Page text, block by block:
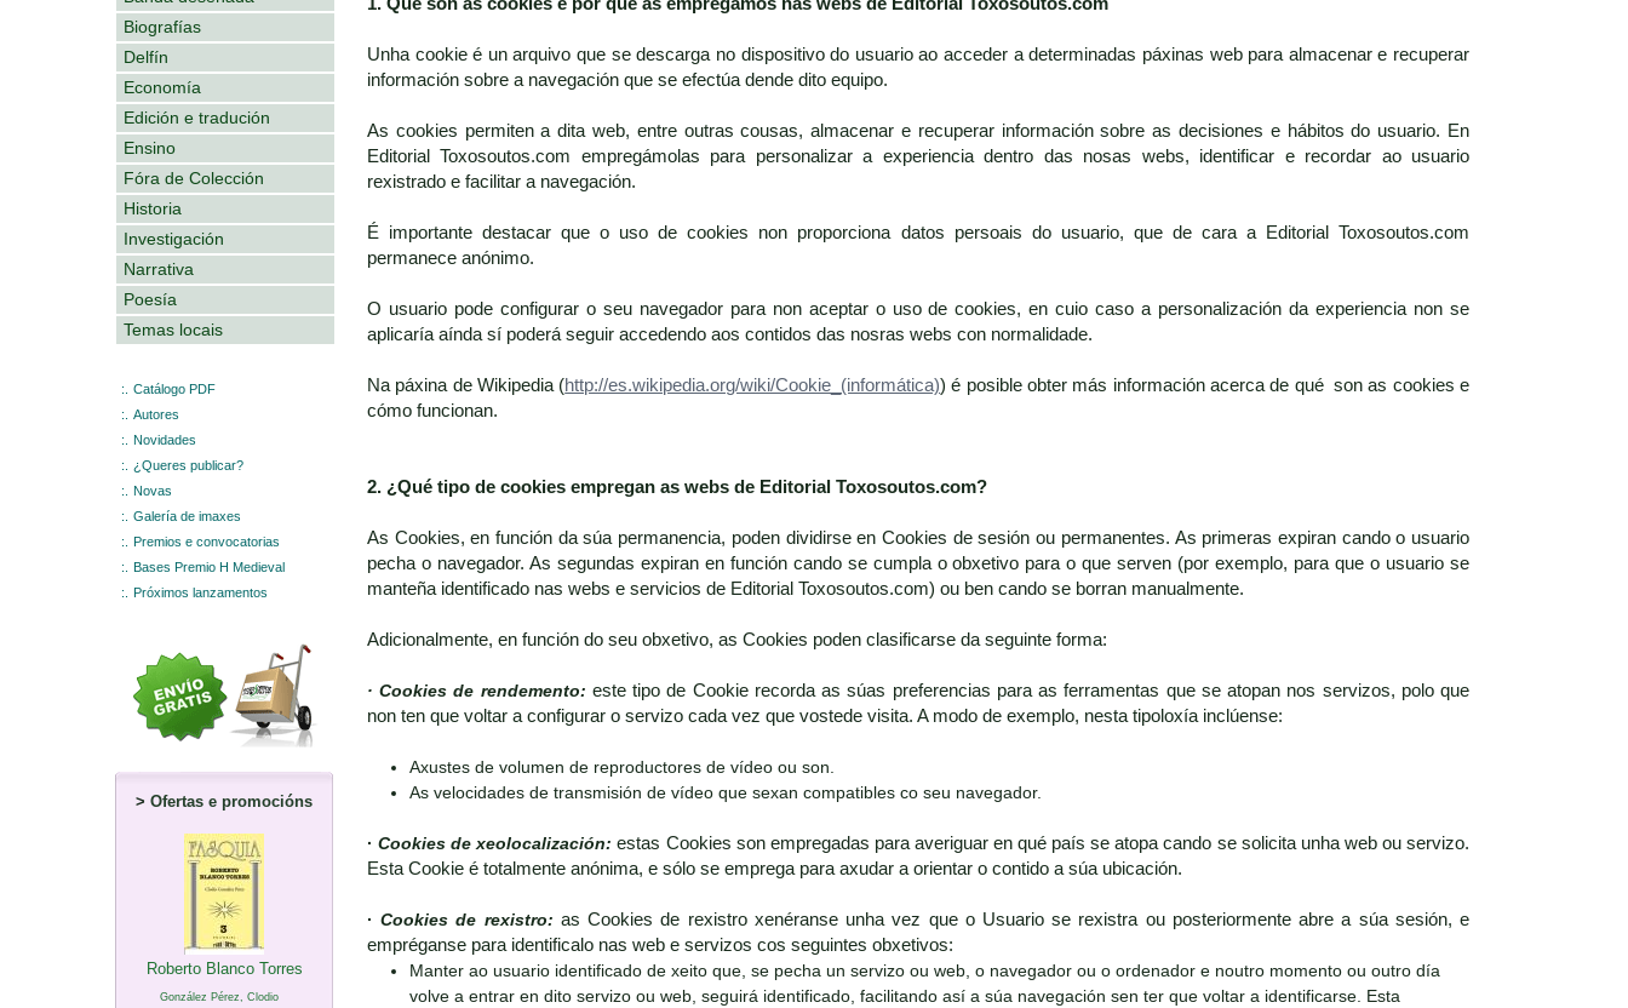
Biografías
Delfín
Economía
Edición e tradución
Ensino
Fóra de Colección
Historia
Investigación
Narrativa
Poesía
Temas locais
:.
Catálogo PDF
:.
Autores
:.
Novidades
:.
¿Queres publicar?
:.
Novas
:.
Galería de imaxes
:.
Premios e convocatorias
:.
Bases Premio H Medieval
:.
Próximos lanzamentos
> Ofertas e promocións
Roberto Blanco Torres
González Pérez, Clodio
Unha cookie é un arquivo que se descarga no dispositivo do usuario ao acceder a determinadas páxinas web para almacenar e recuperar
información sobre a navegación que se efectúa dende dito equipo.
As cookies permiten a dita web, entre outras cousas, almacenar e recuperar información sobre as decisiones e hábitos do usuario. En
Editorial Toxosoutos.com empregámolas para personalizar a experiencia dentro das nosas webs, identificar e recordar ao usuario
rexistrado e facilitar a navegación.
É importante destacar que o uso de cookies non proporciona datos persoais do usuario, que de cara a Editorial Toxosoutos.com
permanece anónimo.
O usuario pode configurar o seu navegador para non aceptar o uso de cookies, en cuio caso a personalización da experiencia non se
aplicaría aínda sí poderá seguir accedendo aos contidos das nosras webs con normalidade.
Na páxina de Wikipedia (http://es.wikipedia.org/wiki/Cookie_(informática)) é posible obter más información acerca de qué son as cookies e
cómo funcionan.
2. ¿Qué tipo de cookies empregan as webs de Editorial Toxosoutos.com?
As Cookies, en función da súa permanencia, poden dividirse en Cookies de sesión ou permanentes. As primeras expiran cando o usuario
pecha o navegador. As segundas expiran en función cando se cumpla o obxetivo para o que serven (por exemplo, para que o usuario se
manteña identificado nas webs e servicios de Editorial Toxosoutos.com) ou ben cando se borran manualmente.
Adicionalmente, en función do seu obxetivo, as Cookies poden clasificarse da seguinte forma:
· Cookies de rendemento: este tipo de Cookie recorda as súas preferencias para as ferramentas que se atopan nos servizos, polo que
non ten que voltar a configurar o servizo cada vez que vostede visita. A modo de exemplo, nesta tipoloxía inclúense:
Axustes de volumen de reproductores de vídeo ou son.
As velocidades de transmisión de vídeo que sexan compatibles co seu navegador.
·Cookies de xeolocalización: estas Cookies son empregadas para averiguar en qué país se atopa cando se solicita unha web ou servizo.
Esta Cookie é totalmente anónima, e sólo se emprega para axudar a orientar o contido a súa ubicación.
·Cookies de rexistro: as Cookies de rexistro xenéranse unha vez que o Usuario se rexistra ou posteriormente abre a súa sesión, e
empréganse para identificalo nas web e servizos cos seguintes obxetivos:
Manter ao usuario identificado de xeito que, se pecha un servizo ou web, o navegador ou o ordenador e noutro momento ou outro día
volve a entrar en dito servizo ou web, seguirá identificado, facilitando así a súa navegación sen ter que voltar a identificarse. Esta